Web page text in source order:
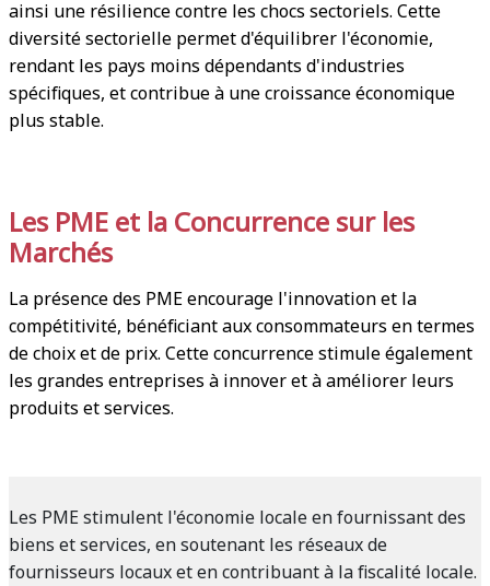
ainsi une résilience contre les chocs sectoriels. Cette
diversité sectorielle permet d'équilibrer l'économie,
rendant les pays moins dépendants d'industries
spécifiques, et contribue à une croissance économique
plus stable.
Les PME et la Concurrence sur les
Marchés
La présence des PME encourage l'innovation et la
compétitivité, bénéficiant aux consommateurs en termes
de choix et de prix. Cette concurrence stimule également
les grandes entreprises à innover et à améliorer leurs
produits et services.
Les PME stimulent l'économie locale en fournissant des
biens et services, en soutenant les réseaux de
fournisseurs locaux et en contribuant à la fiscalité locale.